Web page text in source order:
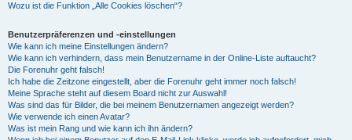
Wozu ist die Funktion „Alle Cookies löschen“?
Benutzerpräferenzen und -einstellungen
Wie kann ich meine Einstellungen ändern?
Wie kann ich verhindern, dass mein Benutzername in der Online-Liste auftaucht?
Die Forenuhr geht falsch!
Ich habe die Zeitzone eingestellt, aber die Forenuhr geht immer noch falsch!
Meine Sprache steht auf diesem Board nicht zur Auswahl!
Was sind das für Bilder, die bei meinem Benutzernamen angezeigt werden?
Wie verwende ich einen Avatar?
Was ist mein Rang und wie kann ich ihn ändern?